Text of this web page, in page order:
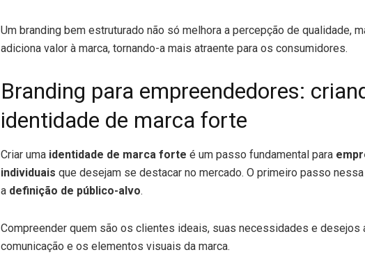
Um branding bem estruturado não só melhora a percepção de qualidade,
adiciona valor à marca, tornando-a mais atraente para os consumidores.
Branding para empreendedores:
identidade de marca forte
Criar uma identidade de marca forte é um passo fundamental para
individuais que desejam se destacar no mercado. O primeiro passo nessa
a definição de público-alvo.
Compreender quem são os clientes ideais, suas necessidades e desejos
comunicação e os elementos visuais da marca.